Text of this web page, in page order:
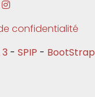
confidentialité
- SPIP - BootStrap